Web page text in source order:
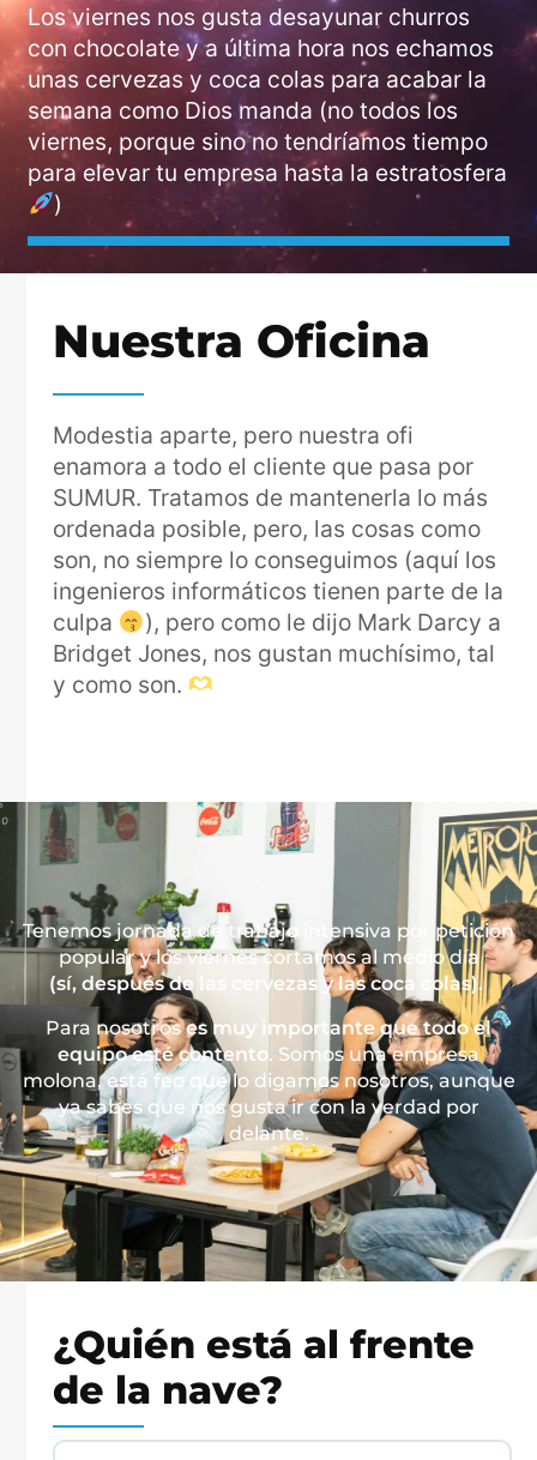
Los viernes nos gusta desayunar churros
con chocolate y a última hora nos echamos
unas cervezas y coca colas para acabar la
semana como Dios manda (no todos los
viernes, porque sino no tendríamos tiempo
para elevar tu empresa hasta la estratosfera
)
Nuestra Oficina
Modestia aparte, pero nuestra ofi
enamora a todo el cliente que pasa por
SUMUR. Tratamos de mantenerla lo más
ordenada posible, pero, las cosas como
son, no siempre lo conseguimos (aquí los
ingenieros informáticos tienen parte de la
culpa
), pero como le dijo Mark Darcy a
Bridget Jones, nos gustan muchísimo, tal
y como son.
Tenemos jornada de trabajo intensiva por petición
popular y los viernes cortamos al medio día
(sí, después de las cervezas y las coca colas).
Para nosotroses muy importante que todo el
equipo esté contento. Somos una empresa
molona, está feo que lo digamos nosotros, aunque
ya sabes que nos gusta ir con la verdad por
delante.
¿Quién está al frente
de la nave?